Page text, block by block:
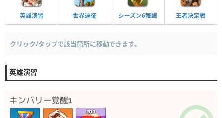
英雄演習 世界遠征 シーズン6報酬 王者決定戦
クリック/タップで該当箇所に移動できます。
英雄演習